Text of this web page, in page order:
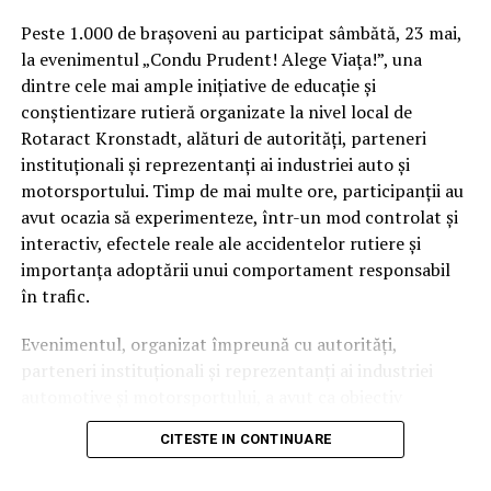
Cum știu dacă am obezitate? Rolul IMC și al
evaluării medicale
Deși Indicele de Masă Corporală (IMC) este utilizat
frecvent pentru clasificarea
Medicul poate lua în considerare raportul talie–
înălțime, impactul asupra sănătății, calitatea vieții,
că doar 20% dintre românii care trăiesc cu obezitate se
declară îngrijorați de starea lor de sănătate din prezent
Peste 1.000 de brașoveni au participat sâmbătă, 23 mai,
la evenimentul „Condu Prudent! Alege Viața!”, una
dintre cele mai ample inițiative de educație și
conștientizare rutieră organizate la nivel local de
Rotaract Kronstadt, alături de autorități, parteneri
instituționali și reprezentanți ai industriei auto și
motorsportului. Timp de mai multe ore, participanții au
avut ocazia să experimenteze, într-un mod controlat și
interactiv, efectele reale ale accidentelor rutiere și
importanța adoptării unui comportament responsabil
în trafic.
Evenimentul, organizat împreună cu autorități,
parteneri instituționali și reprezentanți ai industriei
principal transformarea prevenției într-o experiență
practică și accesibilă publicului larg.
CITESTE IN CONTINUARE